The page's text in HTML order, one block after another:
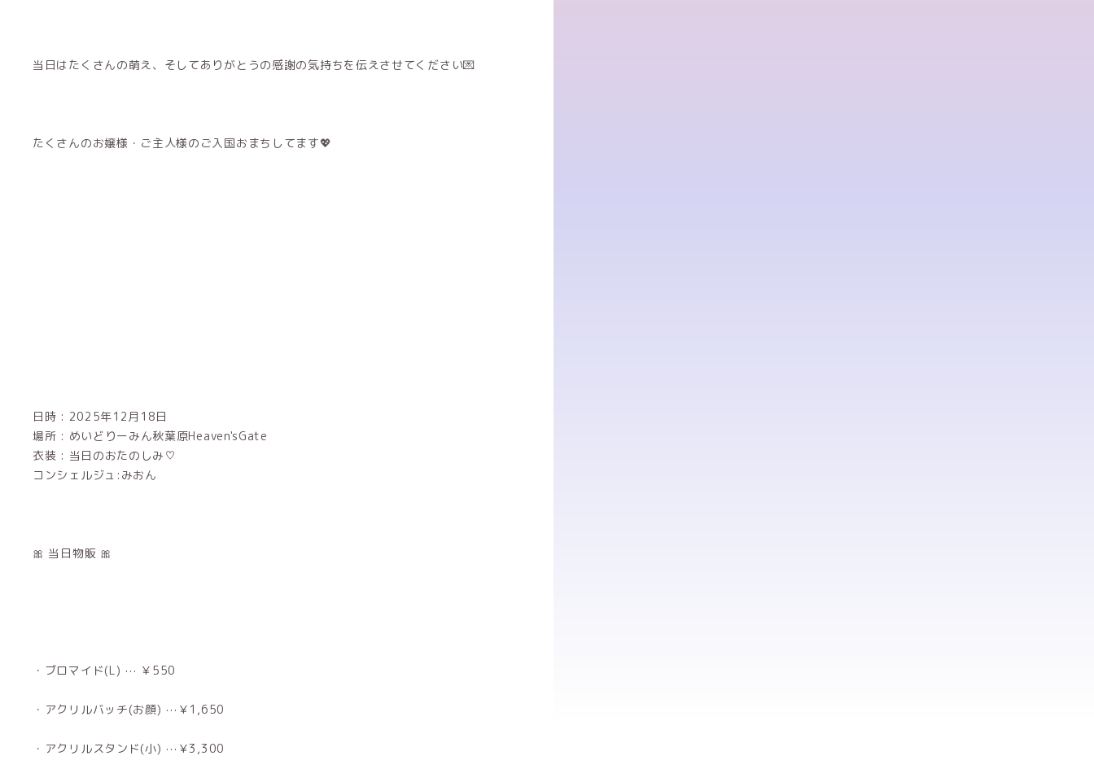
当日はたくさんの萌え、そしてありがとうの感謝の気持ちを伝えさせてください💌
たくさんのお嬢様・ご主人様のご入国おまちしてます💖
日時 : 2025年12月18日
場所 : めいどりーみん秋葉原Heaven'sGate
衣装 : 当日のおたのしみ♡
コンシェルジュ:みおん
🎀 当日物販 🎀
・ブロマイド(L) ⋯ ￥550
・アクリルバッチ(お顔) ⋯￥1,650
・アクリルスタンド(小) ⋯￥3,300